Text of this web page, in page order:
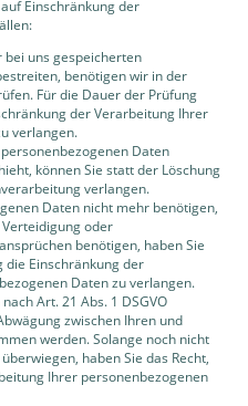
Einschränkung der
bei uns gespeicherten
benötigen wir in der
Für die Dauer der Prüfung
der Verarbeitung Ihrer
verlangen.
Daten
können Sie statt der Löschung
verlangen.
Daten nicht mehr benötigen,
oder
benötigen, haben Sie
die Einschränkung der
Daten zu verlangen.
Art. 21 Abs. 1 DSGVO
zwischen Ihren und
werden. Solange noch nicht
haben Sie das Recht,
Ihrer personenbezogenen